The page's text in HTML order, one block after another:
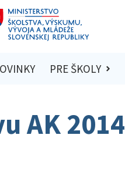
PRE ŠKOLY
AK 2014